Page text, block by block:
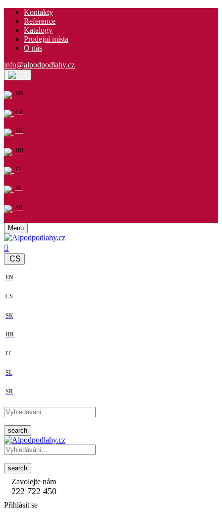
Kontakty
Reference
Katalogy
Prodejní místa
O nás
info@alpodpodlahy.cz
EN
CZ
SK
HR
IT
SL
SR
Menu
CS
EN
CS
SK
HR
IT
SL
SR
search
search
Zavolejte nám
222 722 450
Přihlásit se